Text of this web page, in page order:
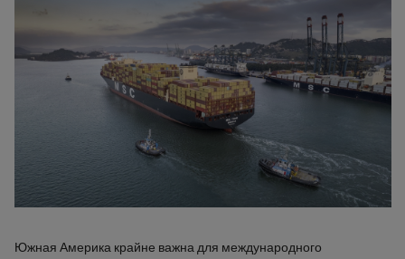
Южная Америка крайне важна для международного